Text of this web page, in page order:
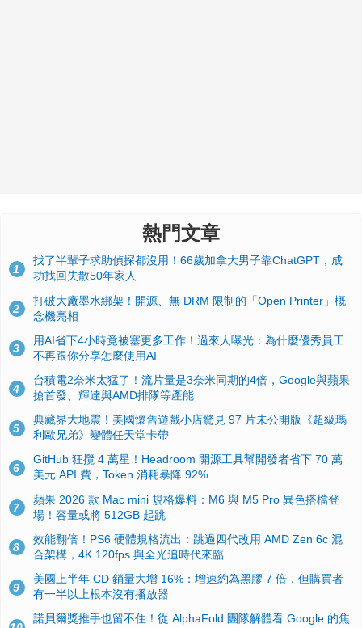
熱門文章
1
找了半輩子求助偵探都沒用！66歲加拿大男子靠ChatGPT，成
功找回失散50年家人
2
打破大廠墨水綁架！開源、無 DRM 限制的「Open Printer」概
念機亮相
3
用AI省下4小時竟被塞更多工作！過來人曝光：為什麼優秀員工
不再跟你分享怎麼使用AI
4
台積電2奈米太猛了！流片量是3奈米同期的4倍，Google與蘋果
搶首發、輝達與AMD排隊等產能
5
典藏界大地震！美國懷舊遊戲小店驚見 97 片未公開版《超級瑪
利歐兄弟》變體任天堂卡帶
6
GitHub 狂攬 4 萬星！Headroom 開源工具幫開發者省下 70 萬
美元 API 費，Token 消耗暴降 92%
7
蘋果 2026 款 Mac mini 規格爆料：M6 與 M5 Pro 異色搭檔登
場！容量或將 512GB 起跳
8
效能翻倍！PS6 硬體規格流出：跳過四代改用 AMD Zen 6c 混
合架構，4K 120fps 與全光追時代來臨
9
美國上半年 CD 銷量大增 16%：增速約為黑膠 7 倍，但購買者
有一半以上根本沒有播放器
諾貝爾獎推手也留不住！從 AlphaFold 團隊解體看 Google 的焦